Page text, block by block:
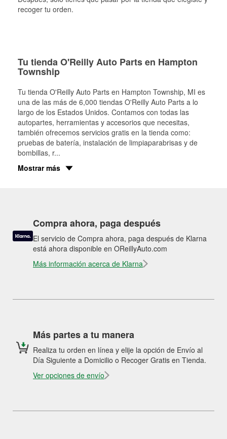
recoger tu orden.
Tu tienda O'Reilly Auto Parts en Hampton
Township
Tu tienda O'Reilly Auto Parts en Hampton Township, MI es
una de las más de 6,000 tiendas O'Reilly Auto Parts a lo
largo de los Estados Unidos. Contamos con todas las
autopartes, herramientas y accesorios que necesitas,
también ofrecemos servicios gratis en la tienda como:
pruebas de batería, instalación de limpiaparabrisas y de
bombillas, r...
Mostrar más
Compra ahora, paga después
El servicio de Compra ahora, paga después de Klarna
está ahora disponible en OReillyAuto.com
Más información acerca de Klarna
Más partes a tu manera
Realiza tu orden en línea y elije la opción de Envío al
Día Siguiente a Domicilio o Recoger Gratis en Tienda.
Ver opciones de envío